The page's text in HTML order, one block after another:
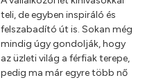
teli, de egyben inspiráló és
felszabadító út is. Sokan még
mindig úgy gondolják, hogy
az üzleti világ a férfiak terepe,
pedig ma már egyre több nő